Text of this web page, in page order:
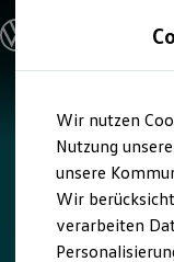
Hauptinhalt
springen
Footer
springen
Modelle &
Modelle
Bulli
Auf- und
Wir nutzen
Nutzung
unsere
Wir
verarbeiten